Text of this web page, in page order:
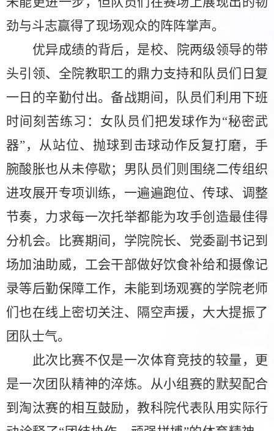
劲与斗志赢得了现场观众的阵阵掌声。
优异成绩的背后，是校、院两级领导的带
头引领、全院教职工的鼎力支持和 队员们日复
一日的辛勤付出。备战期间，
队员们利用下班
时间刻苦练习： 女队员们把发球作为“秘密武
器”，从站位、抛球到击球动作反复打磨，手
腕酸胀也从未停歇；男队员们则围绕二传组织
进攻展开专项训练，一遍遍跑位、传球、调整
节奏，力求每一次托举都能为攻手创造最佳得
分机会。
比赛期间，学院院长、党委副书记到
场加油助威，工会干部做好饮食补给和摄像记
录等后勤保障工作，未能到场观赛的学院老师
们也在线上密切关注、隔空声援，大大提振了
团队士气。
此次比赛不仅是一次体育竞技的较量，更
是一次团队精神的淬炼。从小组赛的默契配合
到淘汰赛的相互鼓励，教科院代表队用实际行